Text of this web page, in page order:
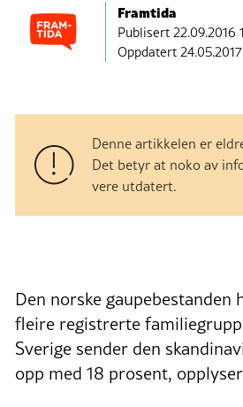
Framtida
Publisert22.09.2016
Oppdatert
Denne artikkelen er
Det betyr at noko av
vere utdatert.
Den norske gaupebestanden
fleire registrerte
Sverige sender den
opp med 18 prosent,